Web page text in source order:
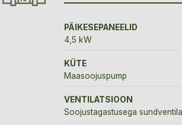
PÄIKESEPANEELID
4,5 kW
KÜTE
Maasoojuspump
VENTILATSIOON
Soojustagastusega